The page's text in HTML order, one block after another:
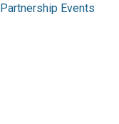
Partnership Events